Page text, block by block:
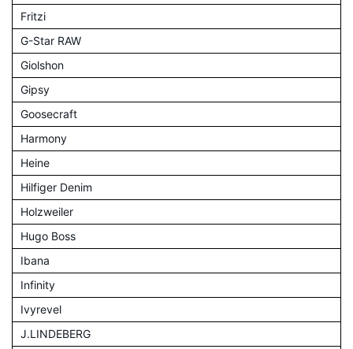
Fritzi
G-Star RAW
Giolshon
Gipsy
Goosecraft
Harmony
Heine
Hilfiger Denim
Holzweiler
Hugo Boss
Ibana
Infinity
Ivyrevel
J.LINDEBERG